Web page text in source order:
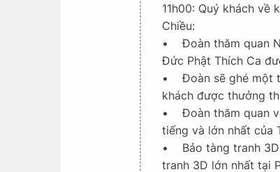
11h00: Quý khách về
Chiều:
• Đoàn thăm quan
Đức Phật Thích Ca
• Đoàn sẽ ghé một
khách được thưởng
• Đoàn thăm quan
tiếng và lớn nhất của
• Bảo tàng tranh 3D
tranh 3D lớn nhất tại